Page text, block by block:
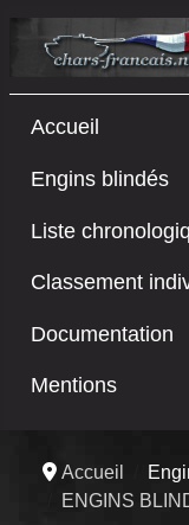
Accueil
Engins blindés
Liste
Classement
Documentation
Mentions
Accueil
ENGINS